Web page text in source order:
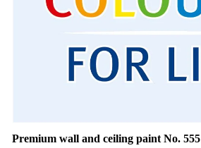
Premium wall and ceiling paint No. 555